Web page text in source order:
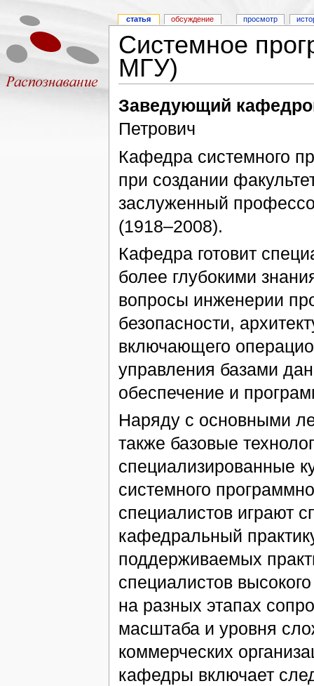
Системное
МГУ)
Заведующий
Петрович
Кафедра системного
при создании
заслуженный
(1918–2008).
Кафедра готовит
более глубокими
вопросы инженерии
безопасности,
включающего
управления базами
обеспечение и
Наряду с основными
также базовые
специализированные
системного
специалистов играют
кафедральный
поддерживаемых
специалистов
на разных этапах
масштаба и уровня
коммерческих
кафедры включает
статья обсуждение просмотр